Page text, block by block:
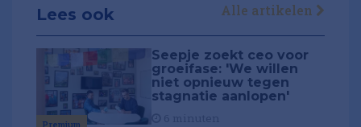
Lees ook Alle artikelen
Premium
Seepje zoekt ceo voor
groeifase: 'We willen
niet opnieuw tegen
stagnatie aanlopen'